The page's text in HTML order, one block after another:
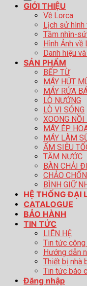
GIỚI THIỆU
Về Lorca
Lịch sử hình
Tầm nhìn-
Hình Ảnh về
Danh hiệu
SẢN PHẨM
BẾP TỪ
MÁY HÚT
MÁY RỬA
LÒ NƯỚNG
LÒ VI SÓNG
XOONG NỒI
MÁY ÉP
MÁY LÀM
ẤM SIÊU
TĂM NƯỚC
BÀN CHẢI
CHẢO
BÌNH GIỮ
HỆ THỐNG ĐẠI
CATALOGUE
BẢO HÀNH
TIN TỨC
LIÊN HỆ
Tin tức
Hướng dẫn
Thiết bị nhà
Tin tức báo
Đăng nhập